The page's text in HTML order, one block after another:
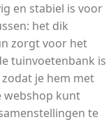
en stabiel is voor
het dik
zorgt voor het
tuinvoetenbank is
je hem met
webshop kunt
te